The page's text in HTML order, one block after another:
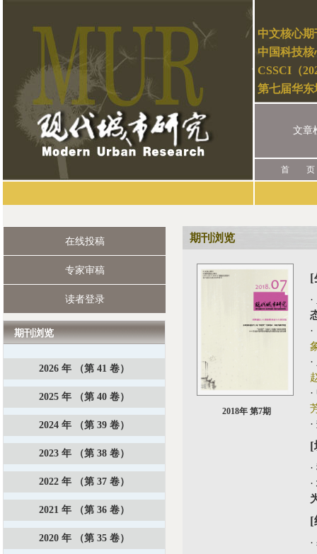
中文核心期
中国科技核
CSSCI（
第七届华
文章
首 页
期刊浏览
2018年 第7期
[
·
·
·
·
·
[
·
·
[
·
在线投稿
专家审稿
读者登录
期刊浏览
2026 年 （第 41 卷）
2025 年 （第 40 卷）
2024 年 （第 39 卷）
2023 年 （第 38 卷）
2022 年 （第 37 卷）
2021 年 （第 36 卷）
2020 年 （第 35 卷）